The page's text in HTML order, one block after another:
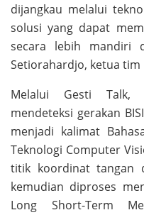
dijangkau melalui
solusi yang dapat
secara lebih mandiri
Setiorahardjo, ketua tim
Melalui Gesti Talk,
mendeteksi gerakan
menjadi kalimat
Teknologi Computer
titik koordinat tangan
kemudian diproses
Long Short-Term